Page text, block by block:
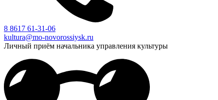
8 8617 61-31-06
kultura@mo-novorossiysk.ru
Личный приём начальника управления культуры